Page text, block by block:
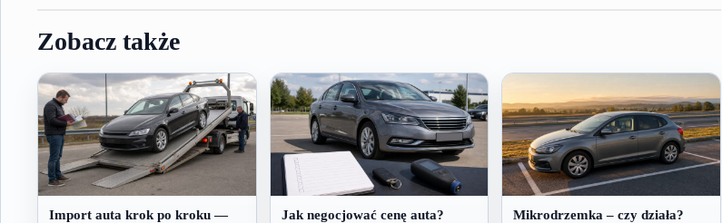
Zobacz także
Import auta krok po kroku —
Jak negocjować cenę auta?
Mikrodrzemka – czy działa?